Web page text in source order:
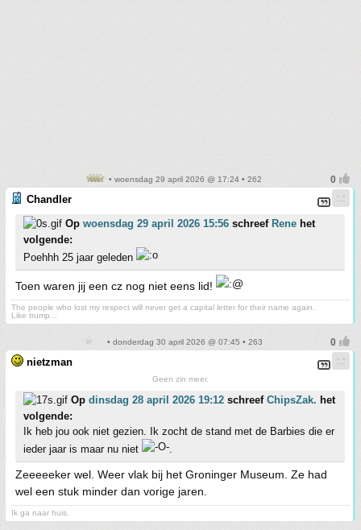
• woensdag 29 april 2026 @ 17:24 • 262
Chandler
Op woensdag 29 april 2026 15:56 schreef Rene het
volgende:
Poehhh 25 jaar geleden
Toen waren jij een cz nog niet eens lid!
The people who lost my respect will never get a capital letter for their name again.
Like trump...
• donderdag 30 april 2026 @ 07:45 • 263
nietzman
Geen zin meer.
Op dinsdag 28 april 2026 19:12 schreef ChipsZak. het
volgende:
Ik heb jou ook niet gezien. Ik zocht de stand met de Barbies die er
ieder jaar is maar nu niet
.
Zeeeeeker wel. Weer vlak bij het Groninger Museum. Ze had
wel een stuk minder dan vorige jaren.
Ik ga naar huis.